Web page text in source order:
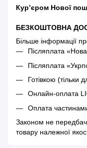
Кур’єром Нової
БЕЗКОШТОВНА
Більше інформації
Післяплата
Післяплата
Готівкою (тільки
Онлайн-оплата
Оплата
Законом не
товару належної